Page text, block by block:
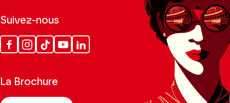
Suivez-nous
FacebookInstagram
Tik
Tok
YoutubeLinkedin
La Brochure